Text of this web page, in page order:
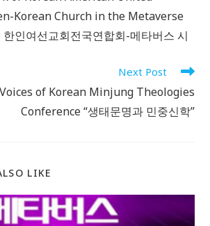
Korean Church in the Metaverse
인여선교회전국연합회-메타버스 시
Next Post
of Korean Minjung Theologies
Conference “생태문명과 민중신학”
LIKE